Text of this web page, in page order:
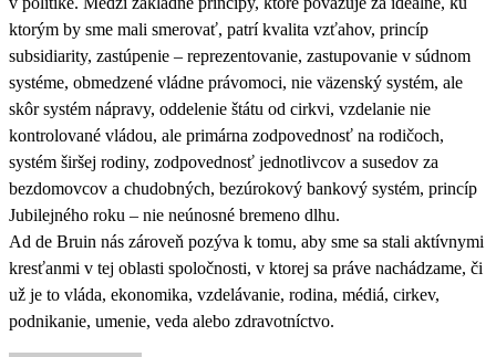
ktorým by sme mali smerovať, patrí kvalita vzťahov, princíp
subsidiarity, zastúpenie – reprezentovanie, zastupovanie v súdnom
systéme, obmedzené vládne právomoci, nie väzenský systém, ale
skôr systém nápravy, oddelenie štátu od cirkvi, vzdelanie nie
kontrolované vládou, ale primárna zodpovednosť na rodičoch,
systém širšej rodiny, zodpovednosť jednotlivcov a susedov za
bezdomovcov a chudobných, bezúrokový bankový systém, princíp
Jubilejného roku – nie neúnosné bremeno dlhu.
Ad de Bruin nás zároveň pozýva k tomu, aby sme sa stali aktívnymi
kresťanmi v tej oblasti spoločnosti, v ktorej sa práve nachádzame, či
už je to vláda, ekonomika, vzdelávanie, rodina, médiá, cirkev,
podnikanie, umenie, veda alebo zdravotníctvo.